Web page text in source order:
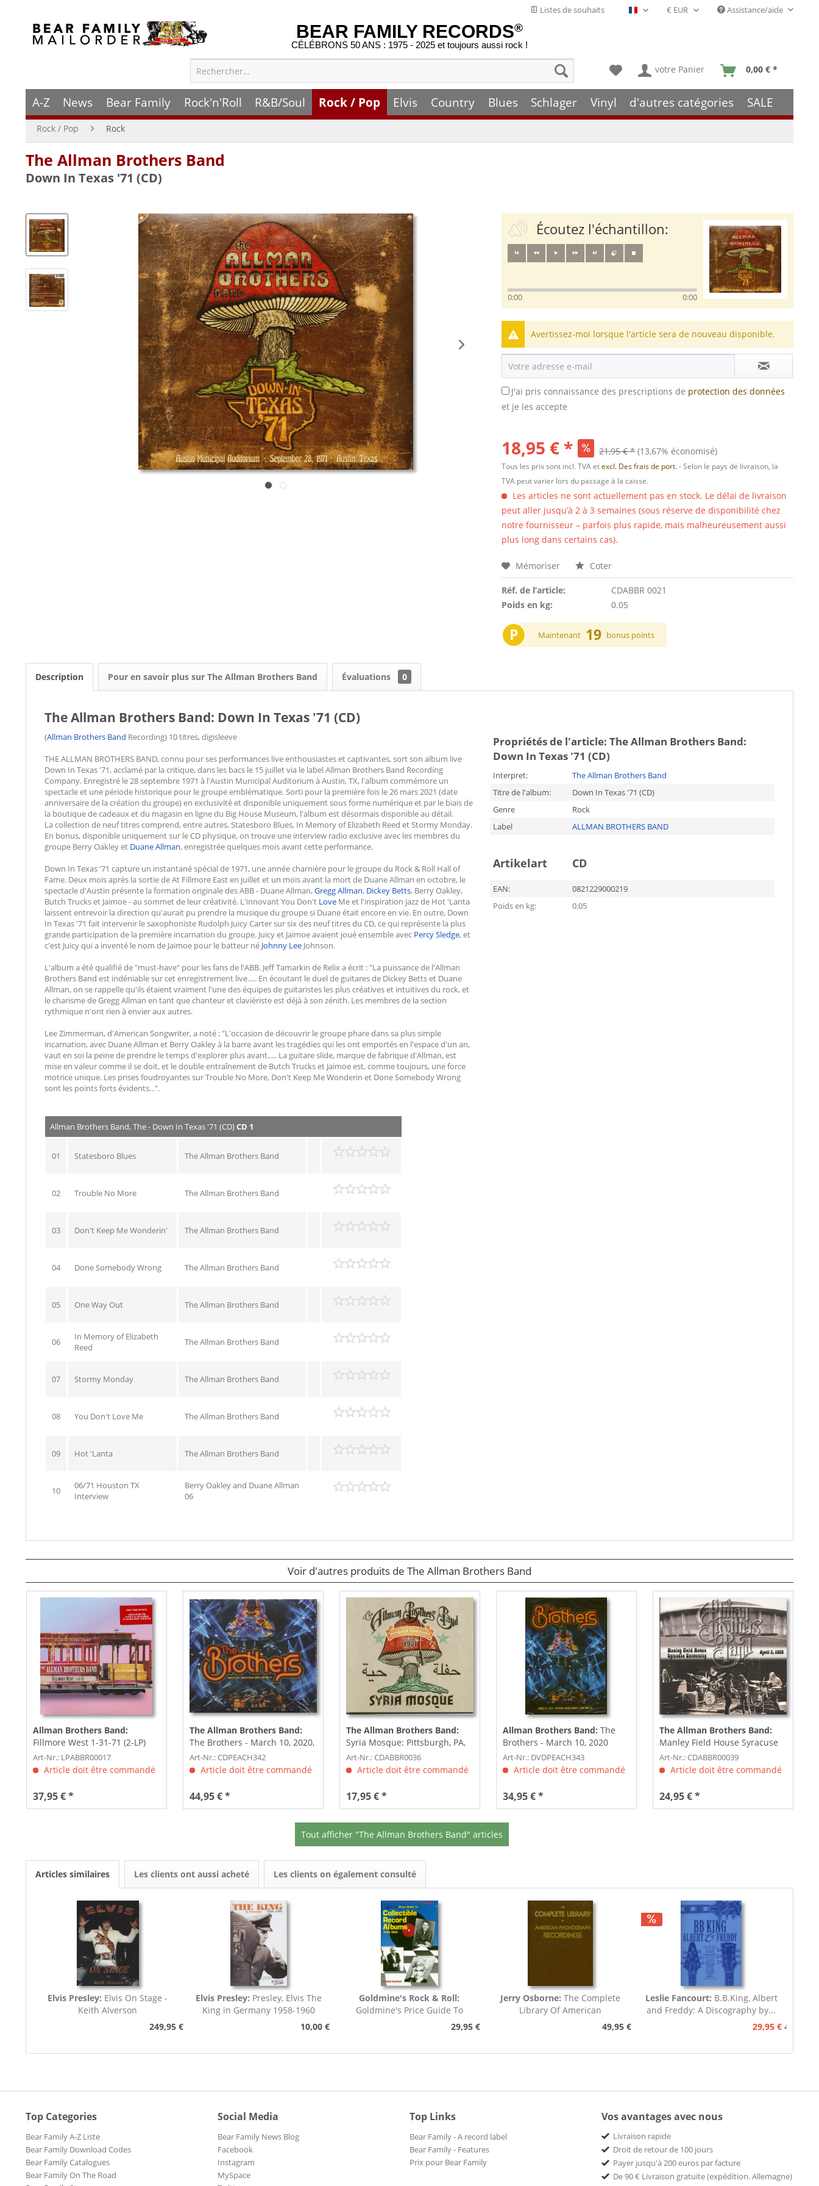
Listes de souhaits Français- FR Assistance/aide
BEAR FAMILY RECORDS®
CÉLÉBRONS 50 ANS : 1975 - 2025 et toujours aussi rock !
votre Panier 0,00 € *
A-Z News Bear Family Rock'n'Roll R&B/Soul Rock / Pop Elvis Country Blues Schlager Vinyl d'autres catégories SALE
Rock / Pop Rock
The Allman Brothers Band
Down In Texas '71 (CD)
Écoutez l'échantillon:
0:00 0:00
Avertissez-moi lorsque l'article sera de nouveau disponible.
J'ai pris connaissance des prescriptions de protection des données
et je les accepte
18,95 € * 21,95 € * (13,67% économisé)
Tous les prix sont incl. TVA etexcl. Des frais de port.- Selon le pays de livraison, la
TVA peut varier lors du passage à la caisse.
Les articles ne sont actuellement pas en stock. Le délai de livraison
peut aller jusqu’à 2 à 3 semaines (sous réserve de disponibilité chez
notre fournisseur – parfois plus rapide, mais malheureusement aussi
plus long dans certains cas).
Mémoriser Coter
Réf. de l’article:
CDABBR 0021
Poids en kg:
0.05
P Maintenant 19 bonus points
Description Pour en savoir plus sur The Allman Brothers Band Évaluations 0
The Allman Brothers Band: Down In Texas '71 (CD)
(Allman Brothers Band Recording) 10 titres, digisleeve
THE ALLMAN BROTHERS BAND, connu pour ses performances live enthousiastes et captivantes, sort son album live
Down In Texas '71, acclamé par la critique, dans les bacs le 15 juillet via le label Allman Brothers Band Recording
Company. Enregistré le 28 septembre 1971 à l'Austin Municipal Auditorium à Austin, TX, l'album commémore un
spectacle et une période historique pour le groupe emblématique. Sorti pour la première fois le 26 mars 2021 (date
anniversaire de la création du groupe) en exclusivité et disponible uniquement sous forme numérique et par le biais de
la boutique de cadeaux et du magasin en ligne du Big House Museum, l'album est désormais disponible au détail.
La collection de neuf titres comprend, entre autres, Statesboro Blues, In Memory of Elizabeth Reed et Stormy Monday.
En bonus, disponible uniquement sur le CD physique, on trouve une interview radio exclusive avec les membres du
groupe Berry Oakley et Duane Allman, enregistrée quelques mois avant cette performance.
Down In Texas '71 capture un instantané spécial de 1971, une année charnière pour le groupe du Rock & Roll Hall of
Fame. Deux mois après la sortie de At Fillmore East en juillet et un mois avant la mort de Duane Allman en octobre, le
spectacle d'Austin présente la formation originale des ABB - Duane Allman,Gregg Allman, Dickey Betts, Berry Oakley,
Butch Trucks et Jaimoe - au sommet de leur créativité. L'innovant You Don't Love Me et l'inspiration jazz de Hot 'Lanta
laissent entrevoir la direction qu'aurait pu prendre la musique du groupe si Duane était encore en vie. En outre, Down
In Texas '71 fait intervenir le saxophoniste Rudolph Juicy Carter sur six des neuf titres du CD, ce qui représente la plus
grande participation de la première incarnation du groupe. Juicy et Jaimoe avaient joué ensemble avec Percy Sledge, et
c'est Juicy qui a inventé le nom de Jaimoe pour le batteur né Johnny Lee Johnson.
L'album a été qualifié de "must-have" pour les fans de l'ABB. Jeff Tamarkin de Relix a écrit : "La puissance de l'Allman
Brothers Band est indéniable sur cet enregistrement live..... En écoutant le duel de guitares de Dickey Betts et Duane
Allman, on se rappelle qu'ils étaient vraiment l'une des équipes de guitaristes les plus créatives et intuitives du rock, et
le charisme de Gregg Allman en tant que chanteur et claviériste est déjà à son zénith. Les membres de la section
rythmique n'ont rien à envier aux autres.
Lee Zimmerman, d'American Songwriter, a noté : "L'occasion de découvrir le groupe phare dans sa plus simple
incarnation, avec Duane Allman et Berry Oakley à la barre avant les tragédies qui les ont emportés en l'espace d'un an,
vaut en soi la peine de prendre le temps d'explorer plus avant..... La guitare slide, marque de fabrique d'Allman, est
mise en valeur comme il se doit, et le double entraînement de Butch Trucks et Jaimoe est, comme toujours, une force
motrice unique. Les prises foudroyantes sur Trouble No More, Don't Keep Me Wonderin et Done Somebody Wrong
sont les points forts évidents...".
Propriétés de l'article: The Allman Brothers Band:
Down In Texas '71 (CD)
Interpret:
The Allman Brothers Band
Titre de l'album:
Down In Texas '71 (CD)
Genre
Rock
Label
ALLMAN BROTHERS BAND
Artikelart CD
EAN:
0821229000219
Poids en kg:
0.05
Allman Brothers Band, The - Down In Texas '71 (CD)CD 1
01 Statesboro Blues The Allman Brothers Band
02 Trouble No More The Allman Brothers Band
03 Don't Keep Me Wonderin' The Allman Brothers Band
04 Done Somebody Wrong The Allman Brothers Band
05 One Way Out The Allman Brothers Band
06
In Memory of Elizabeth
Reed
The Allman Brothers Band
07 Stormy Monday The Allman Brothers Band
08 You Don't Love Me The Allman Brothers Band
09 Hot 'Lanta The Allman Brothers Band
10
06/71 Houston TX
Interview
Berry Oakley and Duane Allman
06
Voir d'autres produits de The Allman Brothers Band
Allman Brothers Band:
Fillmore West 1-31-71 (2-LP)
Art-Nr.: LPABBR00017
Article doit être commandé
37,95 € *
The Allman Brothers Band:
The Brothers - March 10, 2020,
Madison Square...
Art-Nr.: CDPEACH342
Article doit être commandé
44,95 € *
The Allman Brothers Band:
Syria Mosque: Pittsburgh, PA,
January 17, 1971...
Art-Nr.: CDABBR0036
Article doit être commandé
17,95 € *
Allman Brothers Band: The
Brothers - March 10, 2020
Madison Square...
Art-Nr.: DVDPEACH343
Article doit être commandé
34,95 € *
The Allman Brothers Band:
Manley Field House Syracuse
University April...
Art-Nr.: CDABBR00039
Article doit être commandé
24,95 € *
Tout afficher "The Allman Brothers Band" articles
Articles similaires Les clients ont aussi acheté Les clients on également consulté
Elvis Presley: Elvis On Stage -
Keith Alverson
249,95 €
Elvis Presley: Presley, Elvis The
King in Germany 1958-1960
10,00 €
Goldmine's Rock & Roll:
Goldmine's Price Guide To
Collectable Record...29,95 €
Jerry Osborne:The Complete
Library Of American
49,95 €
Leslie Fancourt: B.B.King, Albert
and Freddy: A Discography by...
29,95 € 49,95 €
Top Categories
Bear Family A-Z Liste
Bear Family Download Codes
Bear Family Catalogues
Bear Family On The Road
Social Media
Bear Family News Blog
Facebook
Instagram
MySpace
Top Links
Bear Family - A record label
Bear Family - Features
Prix pour Bear Family
Vos avantages avec nous
Livraison rapide
Droit de retour de 100 jours
Payer jusqu'à 200 euros par facture
De 90 € Livraison gratuite (expédition. Allemagne)